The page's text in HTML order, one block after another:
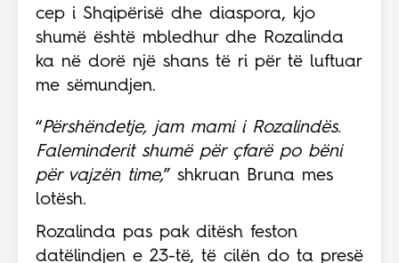
cep i Shqipërisë dhe diaspora, kjo
shumë është mbledhur dhe Rozalinda
ka në dorë një shans të ri për të luftuar
me sëmundjen.
“Përshëndetje, jam mami i Rozalindës.
Faleminderit shumë për çfarë po bëni
për vajzën time,” shkruan Bruna mes
lotësh.
Rozalinda pas pak ditësh feston
datëlindjen e 23-të, të cilën do ta presë